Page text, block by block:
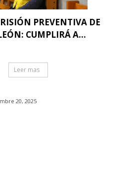
PREVENTIVA DE
CUMPLIRÁ A...
Leer mas
20, 2025